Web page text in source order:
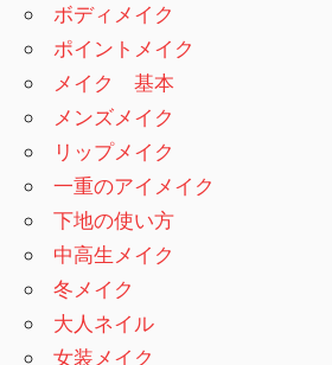
ボディメイク
ポイントメイク
メイク 基本
メンズメイク
リップメイク
一重のアイメイク
下地の使い方
中高生メイク
冬メイク
大人ネイル
女装メイク